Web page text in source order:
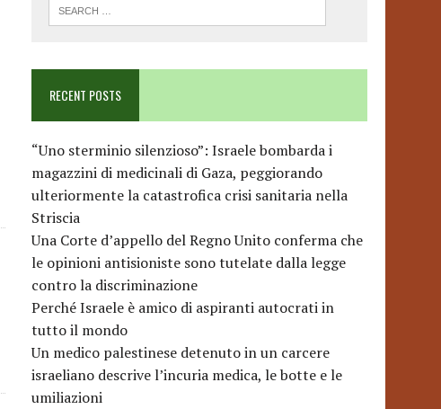
RECENT POSTS
“Uno sterminio silenzioso”: Israele bombarda i
magazzini di medicinali di Gaza, peggiorando
ulteriormente la catastrofica crisi sanitaria nella
Striscia
Una Corte d’appello del Regno Unito conferma che
le opinioni antisioniste sono tutelate dalla legge
contro la discriminazione
Perché Israele è amico di aspiranti autocrati in
tutto il mondo
Un medico palestinese detenuto in un carcere
israeliano descrive l’incuria medica, le botte e le
umiliazioni